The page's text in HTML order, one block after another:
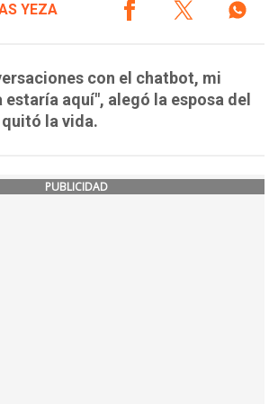
YEZA
con el chatbot, mi
aquí", alegó la esposa del
la vida.
PUBLICIDAD